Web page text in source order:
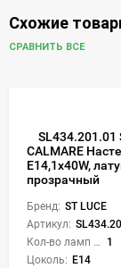
Схожие
СРАВНИТЬ ВСЕ
SL434.201.01
CALMARE
E14,1х40W,
прозрачный
Бренд: ST LUCE
Артикул:
Кол-во ламп или LED:
1
Цоколь: E14